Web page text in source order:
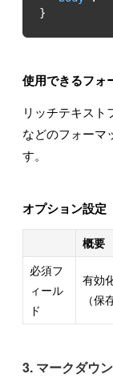
}
使用できるフォ
リッチテキスト
などのフォーマ
す。
オプション設定
概要
必須フ
ィール
ド
有効
（
3. マークダウン